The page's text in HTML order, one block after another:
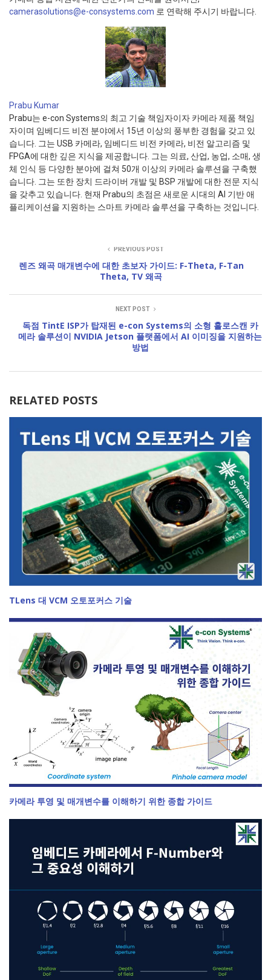
camerasolutions@e-consystems.com 로 연락해 주시기 바랍니다.
Prabu Kumar
Prabu는 e-con Systems의 최고 기술 책임자이자 카메라 제품 책임
자이며 임베디드 비전 분야에서 15년 이상의 풍부한 경험을 갖고 있
습니다. 그는 USB 카메라, 임베디드 비전 카메라, 비전 알고리즘 및
FPGA에 대한 깊은 지식을 제공합니다. 그는 의료, 산업, 농업, 소매, 생
체 인식 등 다양한 분야에 걸쳐 50개 이상의 카메라 솔루션을 구축했
습니다. 그는 또한 장치 드라이버 개발 및 BSP 개발에 대한 전문 지식
을 갖추고 있습니다. 현재 Prabu의 초점은 새로운 시대의 AI 기반 애
플리케이션을 지원하는 스마트 카메라 솔루션을 구축하는 것입니다.
PREVIOUS POST
렌즈 왜곡 매개변수에 대한 초보자 가이드: F-Theta, F-Tan
Theta, TV 왜곡
NEXT POST
독점 TintE ISP가 탑재된 e-con Systems의 소형 홀로스캔 카
메라 솔루션이 NVIDIA Jetson 플랫폼에서 AI 이미징을 지원하는
방법
RELATED POSTS
TLens 대 VCM 오토포커스 기술
카메라 투영 및 매개변수를 이해하기 위한 종합 가이드